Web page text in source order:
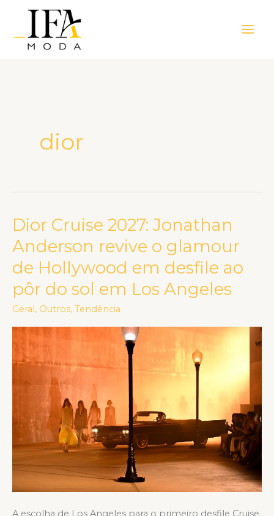
Menu
dior
Dior Cruise 2027: Jonathan
Anderson revive o glamour
de Hollywood em desfile ao
pôr do sol em Los Angeles
Geral , Outros, Tendência
A escolha de Los Angeles para o primeiro desfile Cruise
Dior
Cruise
2027:
Jonathan
Anderson
revive
glamour
Hollywood
em
ao
pôr
do
sol